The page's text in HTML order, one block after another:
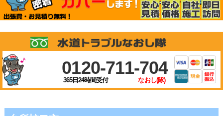
0120-711-704
なおし(隊)
365日24時間受付